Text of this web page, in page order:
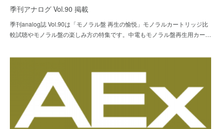
季刊アナログ Vol.90 掲載
季刊analog誌 Vol.90は「モノラル盤 再生の愉悦」モノラルカートリッジ比
較試聴やモノラル盤の楽しみ方の特集です。中電もモノラル盤再生用カー…